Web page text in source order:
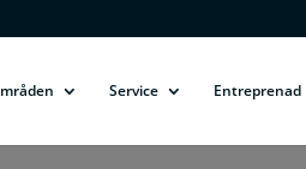
Service Entreprenad